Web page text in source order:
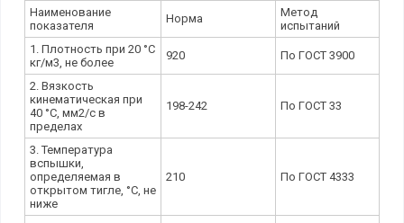
Наименование
показателя
Норма
Метод
испытаний
1. Плотность при 20 °C
кг/м3, не более
920 По ГОСТ 3900
2. Вязкость
кинематическая при
40 °C, мм2/с в
пределах
198-242 По ГОСТ 33
3. Температура
вспышки,
определяемая в
открытом тигле, °C, не
ниже
210 По ГОСТ 4333